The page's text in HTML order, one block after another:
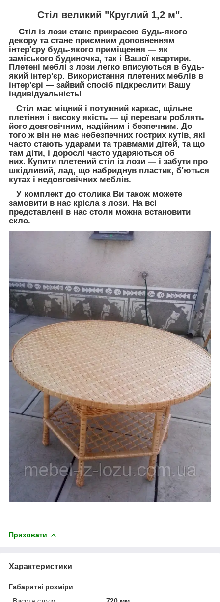
Стіл великий "Круглий 1,2 м".
Стіл із лози стане прикрасою будь-якого
декору та стане приємним доповненням
інтер'єру будь-якого приміщення — як
заміського будиночка, так і Вашої квартири.
Плетені меблі з лози легко вписуються в будь-
який інтер'єр. Використання плетених меблів в
інтер'єрі — зайвий спосіб підкреслити Вашу
індивідуальність!
Стіл має міцний і потужний каркас, щільне
плетіння і високу якість — ці переваги роблять
його довговічним, надійним і безпечним. До
того ж він не має небезпечних гострих кутів, які
часто стають ударами та травмами дітей, та що
там діти, і дорослі часто ударяються об
них. Купити плетений стіл із лози — і забути про
шкідливий, лад, що набриднув пластик, б'ються
кутах і недовговічних меблів.
У комплект до столика Ви також можете
замовити в нас крісла з лози. На всі
представлені в нас столи можна встановити
скло.
Приховати
Характеристики
Габаритні розміри
Висота столу
720 мм